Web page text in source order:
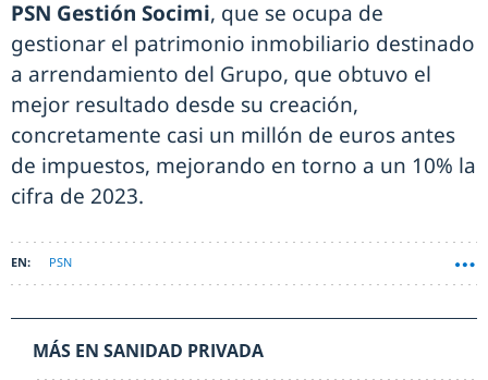
PSN Gestión Socimi, que se ocupa de
gestionar el patrimonio inmobiliario destinado
a arrendamiento del Grupo, que obtuvo el
mejor resultado desde su creación,
concretamente casi un millón de euros antes
de impuestos, mejorando en torno a un 10% la
cifra de 2023.
PSN
MÁS EN SANIDAD PRIVADA